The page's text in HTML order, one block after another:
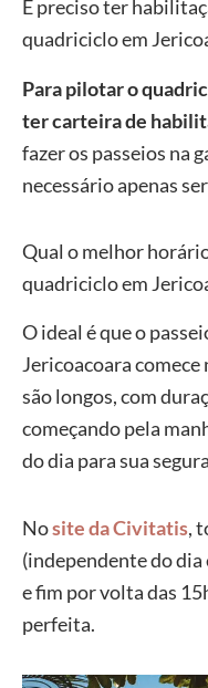
É preciso ter
quadriciclo em
Parapilotar o
ter carteira de
fazer os passeios na
necessário apenas
Qual o melhor
quadriciclo em
O ideal é que o
Jericoacoara comece
são longos, com
começando pela
do dia para sua
Nosite da Civitatis,
(independente do
e fim por volta das
perfeita.